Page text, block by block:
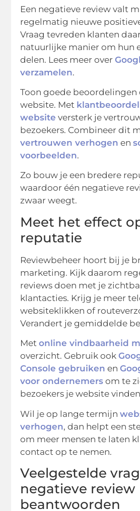
Een negatieve review valt
regelmatig nieuwe
Vraag tevreden klanten
natuurlijke manier om hun
delen. Lees meer over
verzamelen.
Toon goede beoordelingen
website. Met
website versterk je
bezoekers. Combineer dit
vertrouwen verhogen en
voorbeelden.
Zo bouw je een bredere
waardoor één negatieve
zwaar weegt.
Meet het effect
reputatie
Reviewbeheer hoort bij je
marketing. Kijk daarom
reviews doen met je
klantacties. Krijg je meer
websiteklikken of
Verandert je gemiddelde
Metonline vindbaarheid
overzicht. Gebruik ook
Console gebruiken en
voor ondernemers om te
bezoekers je website
Wil je op lange termijn
verhogen, dan helpt een
om meer mensen te laten
contact op te nemen.
Veelgestelde
negatieve review
beantwoorden